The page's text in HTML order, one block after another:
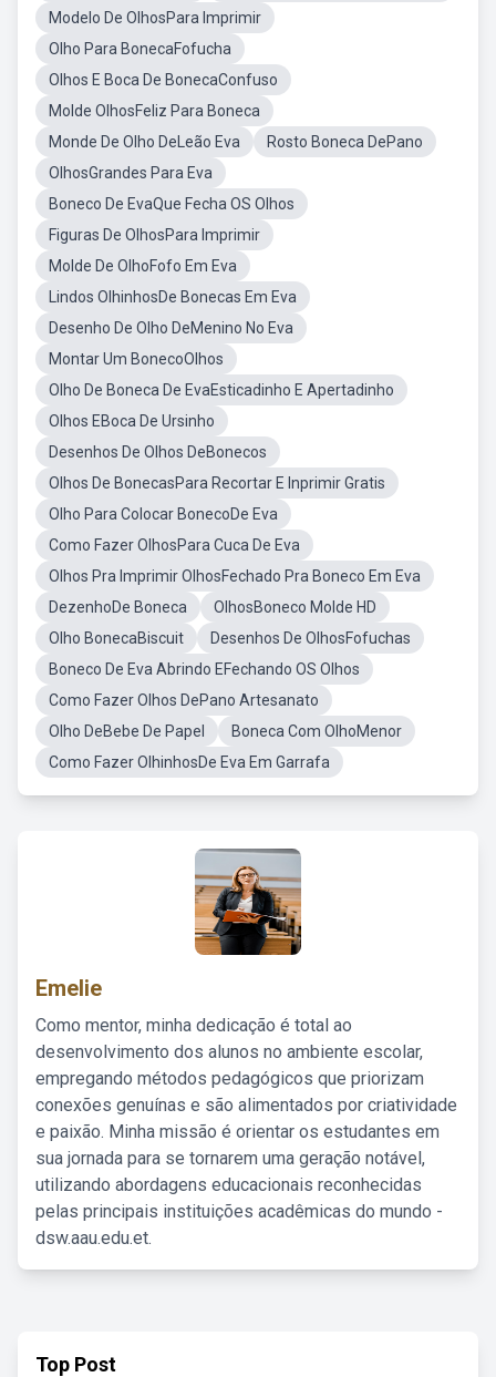
Modelo De OlhosPara Imprimir
Olho Para BonecaFofucha
Olhos E Boca De BonecaConfuso
Molde OlhosFeliz Para Boneca
Monde De Olho DeLeão Eva
Rosto Boneca DePano
OlhosGrandes Para Eva
Boneco De EvaQue Fecha OS Olhos
Figuras De OlhosPara Imprimir
Molde De OlhoFofo Em Eva
Lindos OlhinhosDe Bonecas Em Eva
Desenho De Olho DeMenino No Eva
Montar Um BonecoOlhos
Olho De Boneca De EvaEsticadinho E Apertadinho
Olhos EBoca De Ursinho
Desenhos De Olhos DeBonecos
Olhos De BonecasPara Recortar E Inprimir Gratis
Olho Para Colocar BonecoDe Eva
Como Fazer OlhosPara Cuca De Eva
Olhos Pra Imprimir OlhosFechado Pra Boneco Em Eva
DezenhoDe Boneca
OlhosBoneco Molde HD
Olho BonecaBiscuit
Desenhos De OlhosFofuchas
Boneco De Eva Abrindo EFechando OS Olhos
Como Fazer Olhos DePano Artesanato
Olho DeBebe De Papel
Boneca Com OlhoMenor
Como Fazer OlhinhosDe Eva Em Garrafa
Emelie
Como mentor, minha dedicação é total ao
desenvolvimento dos alunos no ambiente escolar,
empregando métodos pedagógicos que priorizam
conexões genuínas e são alimentados por criatividade
e paixão. Minha missão é orientar os estudantes em
sua jornada para se tornarem uma geração notável,
utilizando abordagens educacionais reconhecidas
pelas principais instituições acadêmicas do mundo -
dsw.aau.edu.et.
Top Post